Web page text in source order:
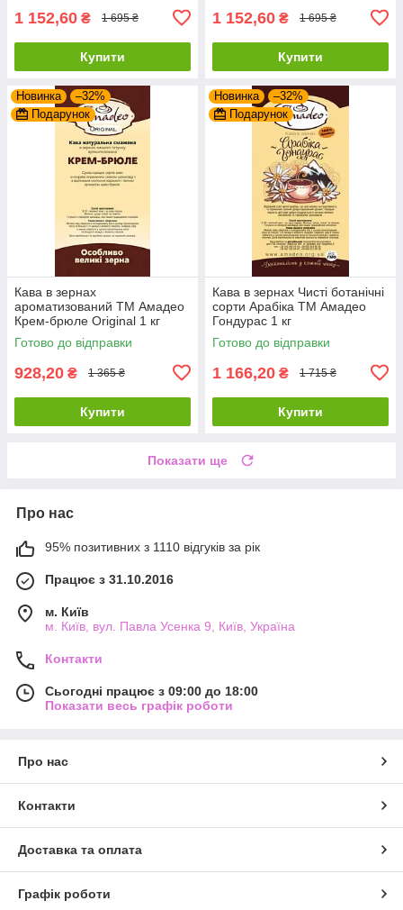
1 152,60 ₴ 1 695 ₴
Купити
1 152,60 ₴ 1 695 ₴
Купити
Новинка
–32%
Подарунок
Кава в зернах
ароматизований ТМ Амадео
Крем-брюле Original 1 кг
Готово до відправки
928,20 ₴ 1 365 ₴
Купити
Новинка
–32%
Подарунок
Кава в зернах Чисті ботанічні
сорти Арабіка ТМ Амадео
Гондурас 1 кг
Готово до відправки
1 166,20 ₴ 1 715 ₴
Купити
Показати ще
Про нас
95% позитивних з 1110 відгуків за рік
Працює з 31.10.2016
м. Київ
м. Київ, вул. Павла Усенка 9, Київ, Україна
Контакти
Сьогодні працює з 09:00 до 18:00
Показати весь графік роботи
Про нас
Контакти
Доставка та оплата
Графік роботи